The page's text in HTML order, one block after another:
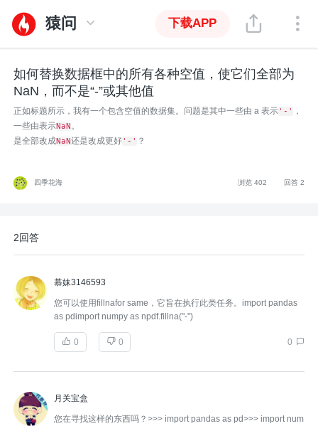
猿问 下载APP
如何替换数据框中的所有各种空值，使它们全部为
NaN，而不是“-”或其他值
正如标题所示，我有一个包含空值的数据集。问题是其中一些由 a 表示'-'
，
一些由表示NaN。
是全部改成NaN还是改成更好'-' ？
四季花海 浏览 402 回答 2
2回答
慕妹3146593
您可以使用fillnafor same，它旨在执行此类任务。import pandas
as pdimport numpy as npdf.fillna("-")
0 0 0
月关宝盒
您在寻找这样的东西吗？>>> import pandas as pd>>> import num